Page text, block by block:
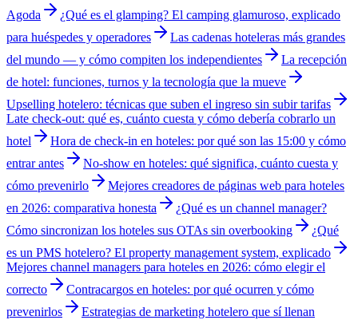
Agoda
¿Qué es el glamping? El camping glamuroso, explicado
para huéspedes y operadores
Las cadenas hoteleras más grandes
del mundo — y cómo compiten los independientes
La recepción
de hotel: funciones, turnos y la tecnología que la mueve
Upselling hotelero: técnicas que suben el ingreso sin subir tarifas
Late check-out: qué es, cuánto cuesta y cómo debería cobrarlo un
hotel
Hora de check-in en hoteles: por qué son las 15:00 y cómo
entrar antes
No-show en hoteles: qué significa, cuánto cuesta y
cómo prevenirlo
Mejores creadores de páginas web para hoteles
en 2026: comparativa honesta
¿Qué es un channel manager?
Cómo sincronizan los hoteles sus OTAs sin overbooking
¿Qué
es un PMS hotelero? El property management system, explicado
Mejores channel managers para hoteles en 2026: cómo elegir el
correcto
Contracargos en hoteles: por qué ocurren y cómo
prevenirlos
Estrategias de marketing hotelero que sí llenan